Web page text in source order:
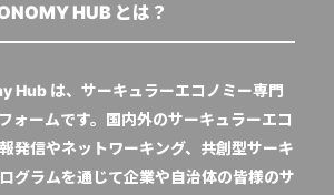
HUB とは？
は、サーキュラーエコノミー専門
ォームです。国内外のサーキュラーエコ
発信やネットワーキング、共創型サーキ
グラムを通じて企業や自治体の皆様のサ